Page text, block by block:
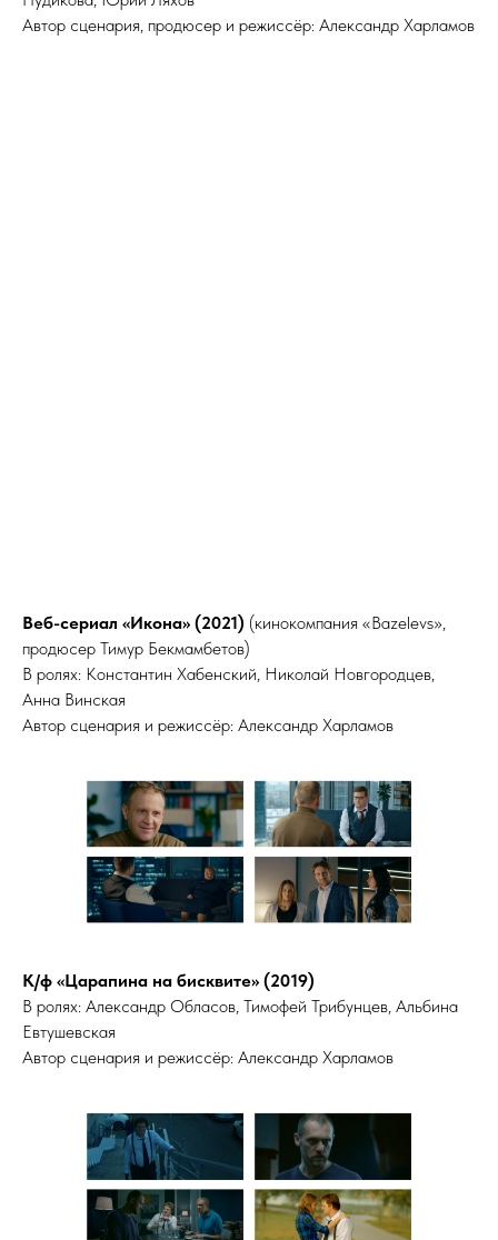
Автор сценария, продюсер и режиссёр: Александр Харламов
Веб-сериал «Икона» (2021) (кинокомпания «Bazelevs»,
продюсер Тимур Бекмамбетов)
В ролях: Константин Хабенский, Николай Новгородцев,
Анна Винская
Автор сценария и режиссёр: Александр Харламов
К/ф «Царапина на бисквите» (2019)
В ролях: Александр Обласов, Тимофей Трибунцев, Альбина
Евтушевская
Автор сценария и режиссёр: Александр Харламов